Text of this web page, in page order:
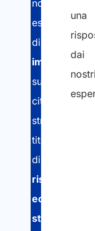
nostri
esperti
di
supportano
cittadini
stranieri
titolari
di
risorse
economiche
stabili
una
dai